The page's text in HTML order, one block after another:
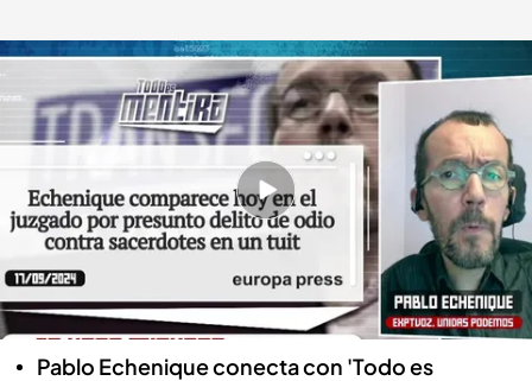
Pablo Echenique, exportavoz de Unidas Podemos.cuatro.com
Todo es mentira
17 SEP 2024 - 17:38h.
El exportavoz de Unidas Podemos ha
comparecido hoy en el juzgado por un
presunto delito de odio contra sacerdotes por
un tuit
Pablo Echenique conecta con 'Todo es